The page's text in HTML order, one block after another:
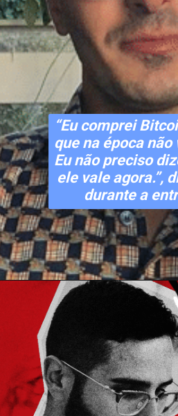
“Eu comprei
que na época não
Eu não preciso
ele vale agora.”,
durante a